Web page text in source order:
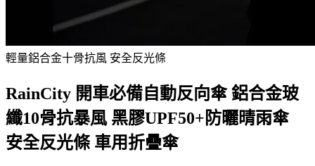
輕量鋁合金十骨抗風 安全反光條
RainCity 開車必備自動反向傘 鋁合金玻
纖10骨抗暴風 黑膠UPF50+防曬晴雨傘
安全反光條 車用折疊傘